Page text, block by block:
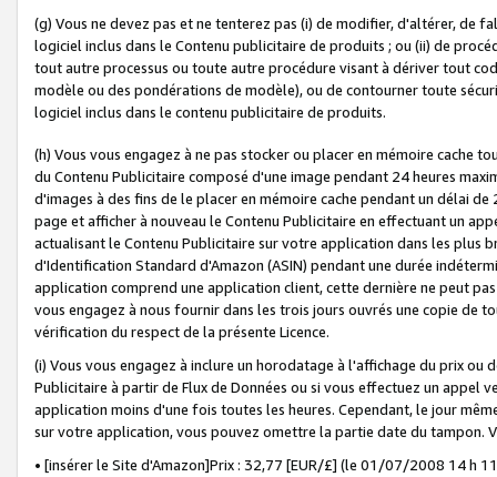
(g) Vous ne devez pas et ne tenterez pas (i) de modifier, d'altérer, de
logiciel inclus dans le Contenu publicitaire de produits ; ou (ii) de
tout autre processus ou toute autre procédure visant à dériver tout
modèle ou des pondérations de modèle), ou de contourner toute
logiciel inclus dans le contenu publicitaire de produits.
(h) Vous vous engagez à ne pas stocker ou placer en mémoire cache
du Contenu Publicitaire composé d'une image pendant 24 heures
d'images à des fins de le placer en mémoire cache pendant un délai
page et afficher à nouveau le Contenu Publicitaire en effectuant un
actualisant le Contenu Publicitaire sur votre application dans les plus
d'Identification Standard d'Amazon (ASIN) pendant une durée
application comprend une application client, cette dernière ne peut
vous engagez à nous fournir dans les trois jours ouvrés une copie de
vérification du respect de la présente Licence.
(i) Vous vous engagez à inclure un horodatage à l'affichage du prix
Publicitaire à partir de Flux de Données ou si vous effectuez un appel
application moins d'une fois toutes les heures. Cependant, le jour
sur votre application, vous pouvez omettre la partie date du tampon.
• [insérer le Site d'Amazon]Prix : 32,77 [EUR/£] (le 01/07/2008 14 h